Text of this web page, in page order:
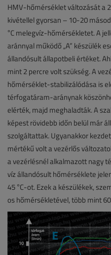
HMV-hőmérséklet változását a
kivétellel gyorsan – 10-20
°C melegvíz-hőmérsékletet. A
aránnyal működő „A” készülék
állandósult állapotbeli értéket.
mint 2 percre volt szükség. A
hőmérséklet-stabilizálódása is
térfogatáram-aránynak
elérték, majd meghaladták. A
képest rövidebb időn belül már
szolgáltattak. Ugyanakkor
mértékű volt a vezérlős
a vezérlésnél alkalmazott nagy
víz állandósult hőmérséklete
45 °C-ot. Ezek a készülékek,
os hőmérsékletével, több mint